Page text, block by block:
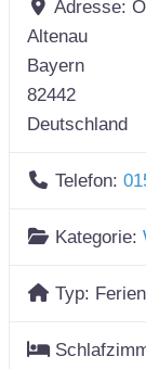
Adresse:
Altenau
Bayern
82442
Deutschland
Telefon:
Kategorie:
Typ: